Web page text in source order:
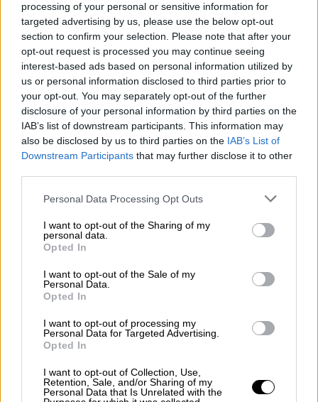
processing of your personal or sensitive information for
targeted advertising by us, please use the below opt-out
section to confirm your selection. Please note that after your
opt-out request is processed you may continue seeing
interest-based ads based on personal information utilized by
us or personal information disclosed to third parties prior to
your opt-out. You may separately opt-out of the further
disclosure of your personal information by third parties on the
IAB’s list of downstream participants. This information may
also be disclosed by us to third parties on the IAB’s List of
Downstream Participants that may further disclose it to other
Please note that this website/app uses one or more Google
not limited to your visit or usage behaviour. You may click to
grant or deny consent to Google and its third-party tags to
use your data for below specified purposes in below Google
consent section.
Personal Data Processing Opt Outs
I want to opt-out of the Sharing of my
personal data.
Opted In
I want to opt-out of the Sale of my
Personal Data.
Opted In
I want to opt-out of processing my
Personal Data for Targeted Advertising.
Opted In
I want to opt-out of Collection, Use,
Retention, Sale, and/or Sharing of my
Personal Data that Is Unrelated with the
Travel|16.11.2019 13:59
Καβάλα: Ανακαλύπτοντας τη
μυστηριακή εικόνα του Παγγαίου όρους
Το τοπίο δίπλα στον επισκέπτη άγριο, με
χαμηλή βλάστηση αλλά με θέα εξακολουθεί
που κόβει την ανάσα
ΑΛΛΑ #TAGS
φωτιά
ειδήσεις τώρα
Καβάλα
ταξίδια Ελλάδα
πυροσβεστική
φωτιά τώρα
Βασίλης Κικίλιας